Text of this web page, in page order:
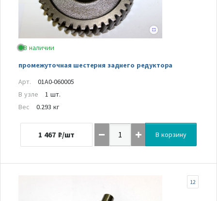
В наличии
промежуточная шестерня заднего редуктора
Арт.
01A0-060005
В узле
1 шт.
Вес
0.293 кг
1 467 ₽/шт В корзину
12